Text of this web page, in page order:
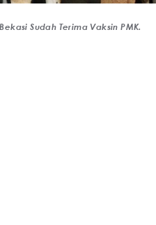
Sudah Terima Vaksin PMK.